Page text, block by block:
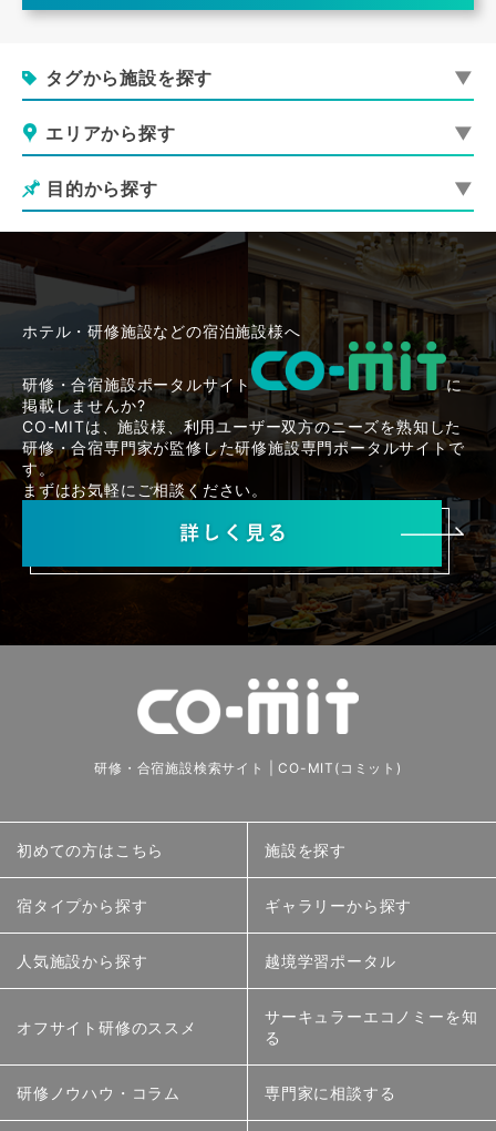
タグから施設を探す
エリアから探す
目的から探す
ホテル・研修施設などの宿泊施設様へ
研修・合宿施設ポータルサイト
に
掲載しませんか?
CO-MITは、施設様、利用ユーザー双方のニーズを熟知した
研修・合宿専門家が監修した研修施設専門ポータルサイトで
す。
まずはお気軽にご相談ください。
研修・合宿施設検索サイト | CO-MIT(コミット)
初めての方はこちら 施設を探す
宿タイプから探す ギャラリーから探す
人気施設から探す 越境学習ポータル
オフサイト研修のススメ
サーキュラーエコノミーを知
る
研修ノウハウ・コラム 専門家に相談する